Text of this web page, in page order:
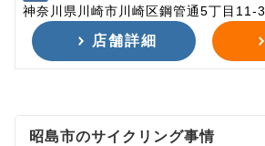
神奈川県川崎市川崎区鋼管通5丁目11-3
店舗詳細
昭島市のサイクリング事情